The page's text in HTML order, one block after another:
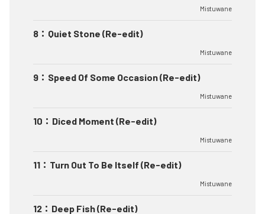
Mistuwane
8 ： Quiet Stone (Re-edit)
Mistuwane
9 ： Speed Of Some Occasion (Re-edit)
Mistuwane
10 ： Diced Moment (Re-edit)
Mistuwane
11 ： Turn Out To Be Itself (Re-edit)
Mistuwane
12 ： Deep Fish (Re-edit)